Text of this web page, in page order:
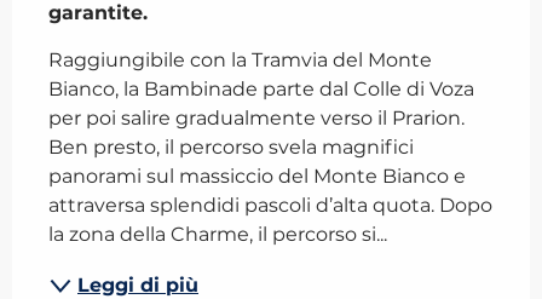
garantite.
Raggiungibile con la Tramvia del Monte
Bianco, la Bambinade parte dal Colle di Voza
per poi salire gradualmente verso il Prarion.
Ben presto, il percorso svela magnifici
panorami sul massiccio del Monte Bianco e
attraversa splendidi pascoli d’alta quota. Dopo
la zona della Charme, il percorso si...
Leggi di più